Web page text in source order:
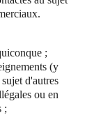
;
(y
d'autres
ou en
;